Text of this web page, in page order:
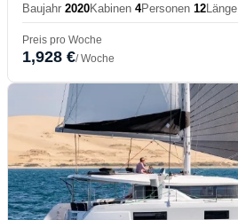
Baujahr 2020Kabinen 4Personen 12Länge
Preis pro Woche
1,928 €/ Woche